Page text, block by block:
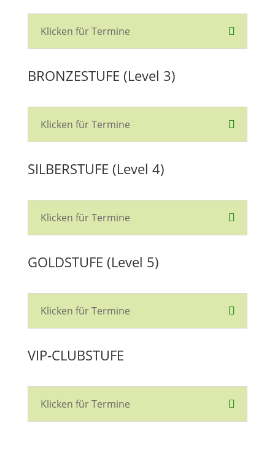
Klicken für Termine
BRONZESTUFE (Level 3)
Klicken für Termine
SILBERSTUFE (Level 4)
Klicken für Termine
GOLDSTUFE (Level 5)
Klicken für Termine
VIP-CLUBSTUFE
Klicken für Termine